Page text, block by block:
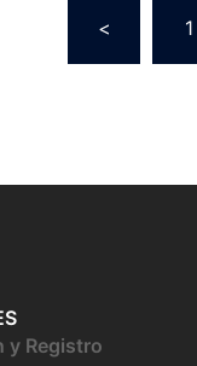
< 1
y Registro